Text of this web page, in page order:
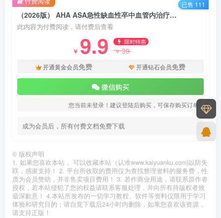
（2026版） AHA ASA急性缺血性卒中血管内治疗指南解读_PPT模板（31页）
此内容为付费阅读，请付费后查看
￥ 9.9 限时特惠
￥39
开通黄金会员免费 开通钻石会员免费
微信购买
您当前未登录！建议登陆后购买，可保存购买订单
成为会员后，所有付费文档免费下载
已售 111
© 版权声明
1. 如果您喜欢本站， 可以收藏本站（认准www.kaiyuanku.com)以防失
联，感谢支持！ 2. 平台所收取的费用仅为查找整理资料的服务费，性
质为会员赞助，并非售卖项目费用！ 3. 若作商业用途，请联系原作者
授权，若本站侵犯了您的权益请联系客服处理，并向所有持版权者致
最深歉意！ 4.本站所发布的一切学习教程、软件等资料仅限用于学习
体验和研究目的；请自觉下载后24小时内删除，如果您喜欢该资源，
请支持正版！